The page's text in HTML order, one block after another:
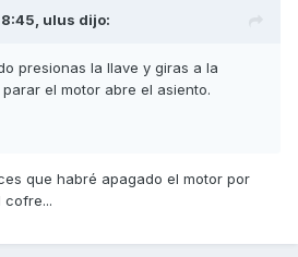
ulus dijo:
presionas la llave y giras a la
el motor abre el asiento.
que habré apagado el motor por
cofre...